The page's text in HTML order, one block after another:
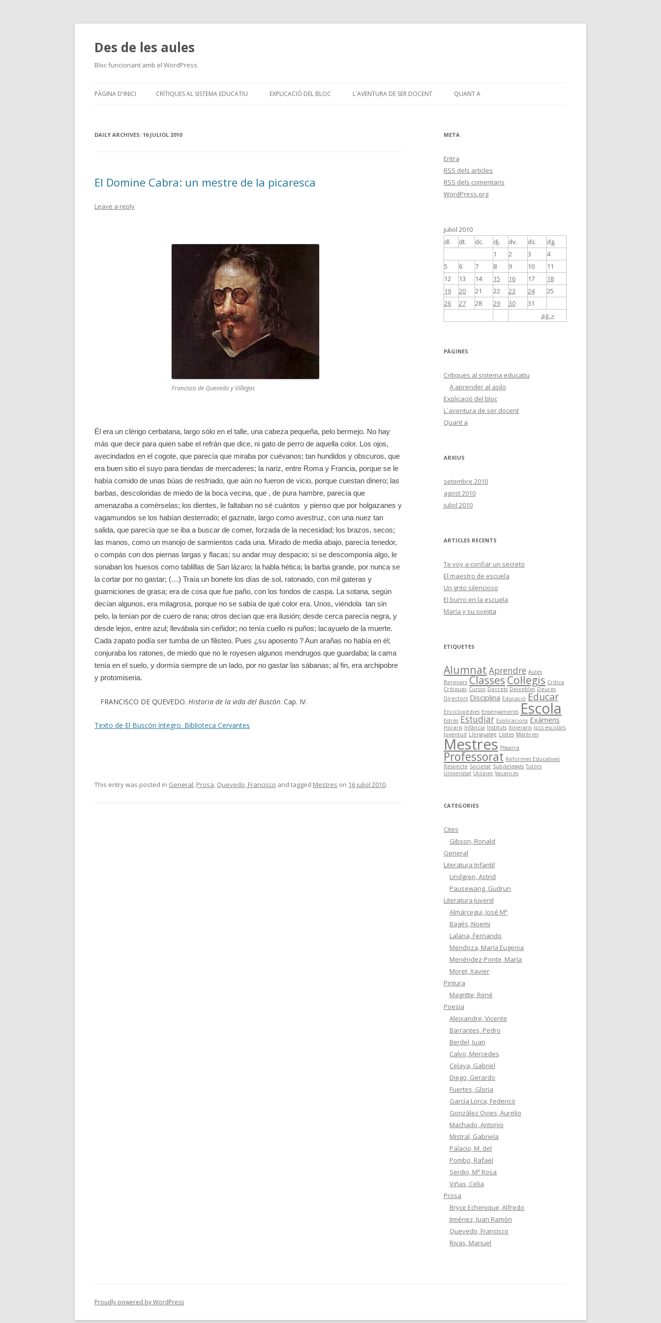
Des de les aules
Bloc funcionant amb el WordPress
PÀGINA D'INICI CRÍTIQUES AL SISTEMA EDUCATIU EXPLICACIÓ DEL BLOC L`AVENTURA DE SER DOCENT QUANT A
DAILY ARCHIVES: 16 JULIOL 2010
El Domine Cabra: un mestre de la picaresca
Leave a reply
Francisco de Quevedo y Villegas
Él era un clérigo cerbatana, largo sólo en el talle, una cabeza pequeña, pelo bermejo. No hay
más que decir para quien sabe el refrán que dice, ni gato de perro de aquella color. Los ojos,
avecindados en el cogote, que parecía que miraba por cuévanos; tan hundidos y obscuros, que
era buen sitio el suyo para tiendas de mercaderes; la nariz, entre Roma y Francia, porque se le
había comido de unas búas de resfriado, que aún no fueron de vicio, porque cuestan dinero; las
barbas, descoloridas de miedo de la boca vecina, que , de pura hambre, parecía que
amenazaba a comérselas; los dientes, le faltaban no sé cuántos y pienso que por holgazanes y
vagamundos se los habían desterrado; el gaznate, largo como avestruz, con una nuez tan
salida, que parecía que se iba a buscar de comer, forzada de la necesidad; los brazos, secos;
las manos, como un manojo de sarmientos cada una. Mirado de media abajo, parecía tenedor,
o compás con dos piernas largas y flacas; su andar muy despacio; si se descomponía algo, le
sonaban los huesos como tablillas de San lázaro; la habla hética; la barba grande, por nunca se
la cortar por no gastar; (…) Traía un bonete los días de sol, ratonado, con mil gateras y
guarniciones de grasa; era de cosa que fue paño, con los fondos de caspa. La sotana, según
decían algunos, era milagrosa, porque no se sabía de qué color era. Unos, viéndola tan sin
pelo, la tenían por de cuero de rana; otros decían que era ilusión; desde cerca parecía negra, y
desde lejos, entre azul; llevábala sin ceñidor; no tenía cuello ni puños; lacayuelo de la muerte.
Cada zapato podía ser tumba de un filisteo. Pues ¿su aposento ? Aun arañas no había en él;
conjuraba los ratones, de miedo que no le royesen algunos mendrugos que guardaba; la cama
tenía en el suelo, y dormía siempre de un lado, por no gastar las sábanas; al fin, era archipobre
y protomiseria.
FRANCISCO DE QUEVEDO. Historia de la vida del Buscón. Cap. IV.
Texto de El Buscón íntegro. Biblioteca Cervantes
This entry was posted in General, Prosa, Quevedo, Francisco and tagged Mestres on 16 juliol 2010.
META
Entra
RSS dels articles
RSS dels comentaris
WordPress.org
juliol 2010
dl.
dt. dc. dj. dv. ds. dg.
ag. »
1 2 3
4
5
6 7 8 9 10
11
12
13 14 15 16 17
18
19
20 21 22 23 24
25
26
27 28 29 30 31
PÀGINES
Crítiques al sistema educatiu
A aprender al asilo
Explicació del bloc
L`aventura de ser docent
Quant a
ARXIUS
setembre 2010
agost 2010
juliol 2010
ARTICLES RECENTS
Te voy a confiar un secreto
El maestro de escuela
Un grito silencioso
El burro en la escuela
María y su ovejita
ETIQUETES
Alumnat Aprendre Aules
Berenars Classes Col·legis Crítica
Crítiques Cursos Decrets Deixebles Deures
Directors Disciplina Educació Educar
Enciclopèdies Ensenyaments Escola
Estrès Estudiar Explicacions Exàmens
Horaris Infància Instituts Itineraris Jocs escolars
Joventud Llenguatge Llistes Matèries
Mestres Pissarra
Professorat Reformes Educatives
Respecte Societat Subdelegats Tutors
Universitat Utopies Vacances
CATEGORIES
Cites
Gibson, Ronald
General
Literatura Infantil
Lindgren, Astrid
Pausewang, Gudrun
Literatura Juvenil
Almárcegui, José Mª
Bagés, Noemi
Lalana, Fernando
Mendoza, María Eugenia
Menéndez-Ponte, María
Moret, Xavier
Pintura
Magritte, René
Poesia
Aleixandre, Vicente
Barrantes, Pedro
Berdel, Juan
Calvo, Mercedes
Celaya, Gabriel
Diego, Gerardo
Fuertes, Gloria
García Lorca, Federico
González Ovies, Aurelio
Machado, Antonio
Mistral, Gabriela
Palacio, M. del
Pombo, Rafael
Serdio, Mª Rosa
Viñas, Celia
Prosa
Bryce Echenique, Alfredo
Jiménez, Juan Ramón
Quevedo, Francisco
Rivas, Manuel
Proudly powered by WordPress